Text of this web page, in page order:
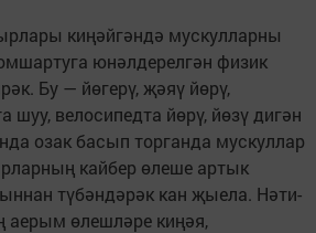
киңәйгәндә мускулларны
юнәлдерелгән физик
Бу — йөгерү, җәяү йөрү,
шуу, велосипедта йөрү, йөзү дигән
озак басып торганда мускуллар
кайбер өлеше артык
түбәндәрәк кан җыела. Нәти­
өлешләре киңәя,